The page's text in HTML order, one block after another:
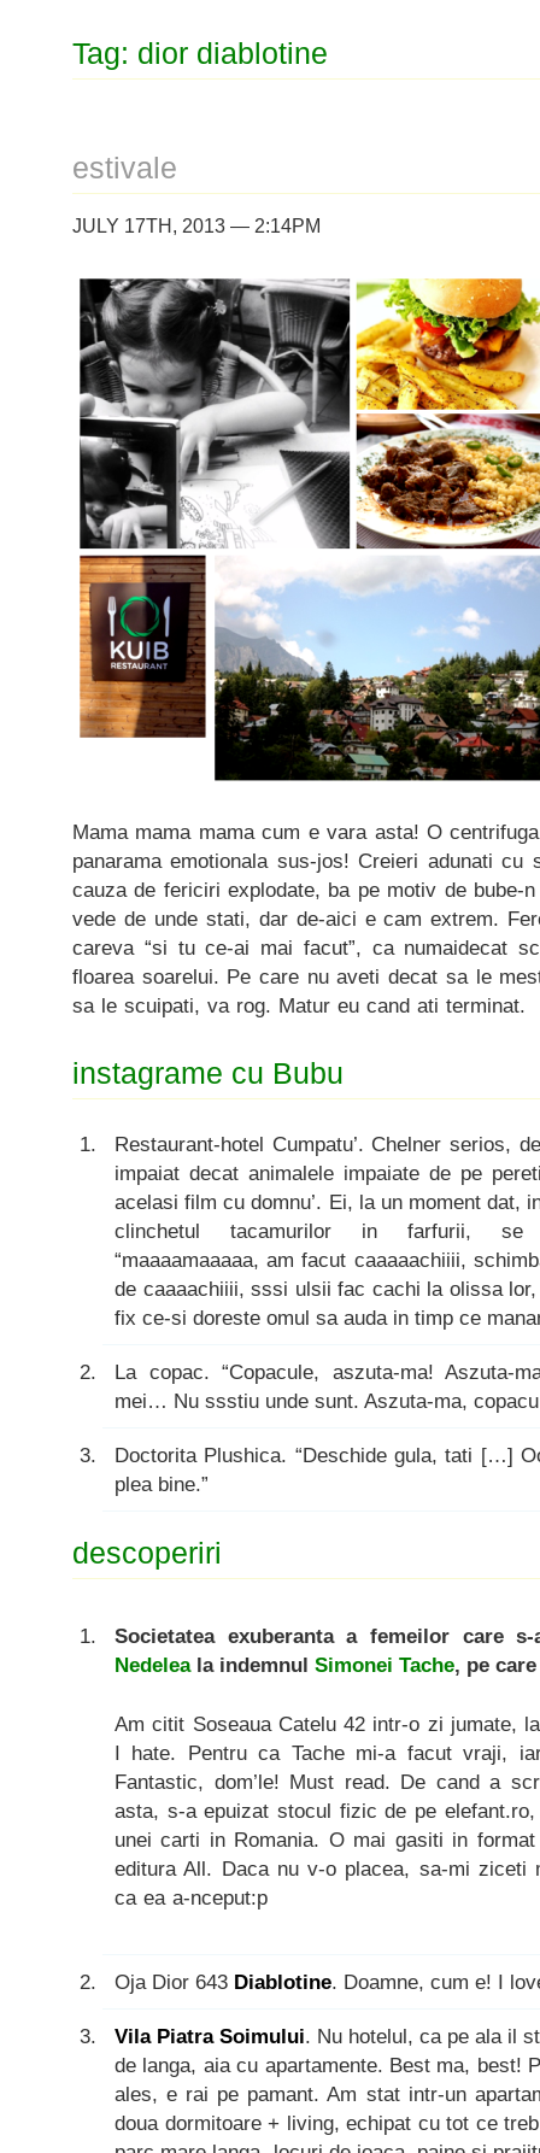
Tag: dior diablotine
estivale
JULY 17TH, 2013 — 2:14PM
Mama mama mama cum e vara asta! O
panarama emotionala sus-jos! Creieri adunati cu
cauza de fericiri explodate, ba pe motiv de
vede de unde stati, dar de-aici e cam extrem.
careva “si tu ce-ai mai facut”, ca numaidecat
floarea soarelui. Pe care nu aveti decat sa le
sa le scuipati, va rog. Matur eu cand ati terminat.
instagrame cu Bubu
Restaurant-hotel Cumpatu’. Chelner serios,
impaiat decat animalele impaiate de pe
acelasi film cu domnu’. Ei, la un moment dat,
clinchetul tacamurilor in farfurii, se
“maaaamaaaaa, am facut caaaaachiiii,
de caaaachiiii, sssi ulsii fac cachi la olissa
fix ce-si doreste omul sa auda in timp ce
La copac. “Copacule, aszuta-ma! Aszuta-
mei… Nu ssstiu unde sunt. Aszuta-ma,
Doctorita Plushica. “Deschide gula, tati […]
plea bine.”
descoperiri
Societatea exuberanta a femeilor care
Nedeleala indemnul Simonei Tache, pe
Am citit Soseaua Catelu 42 intr-o zi jumate,
I hate. Pentru ca Tache mi-a facut vraji,
Fantastic, dom’le! Must read. De cand a
asta, s-a epuizat stocul fizic de pe
unei carti in Romania. O mai gasiti in
editura All. Daca nu v-o placea, sa-mi ziceti
ca ea a-nceput:p
Oja Dior 643 Diablotine. Doamne, cum e! I
Vila Piatra Soimului. Nu hotelul, ca pe ala il
de langa, aia cu apartamente. Best ma, best!
ales, e rai pe pamant. Am stat intr-un
doua dormitoare + living, echipat cu tot ce